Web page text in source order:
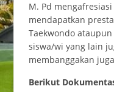
M. Pd
mendapatkan
Taekwondo
siswa/wi yang lain
membanggakan
Berikut